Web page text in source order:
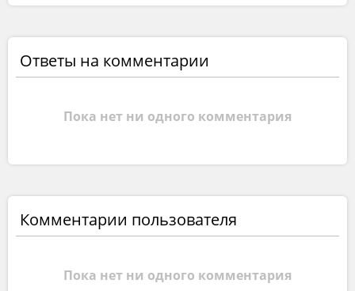
Ответы на комментарии
Пока нет ни одного комментария
Комментарии пользователя
Пока нет ни одного комментария